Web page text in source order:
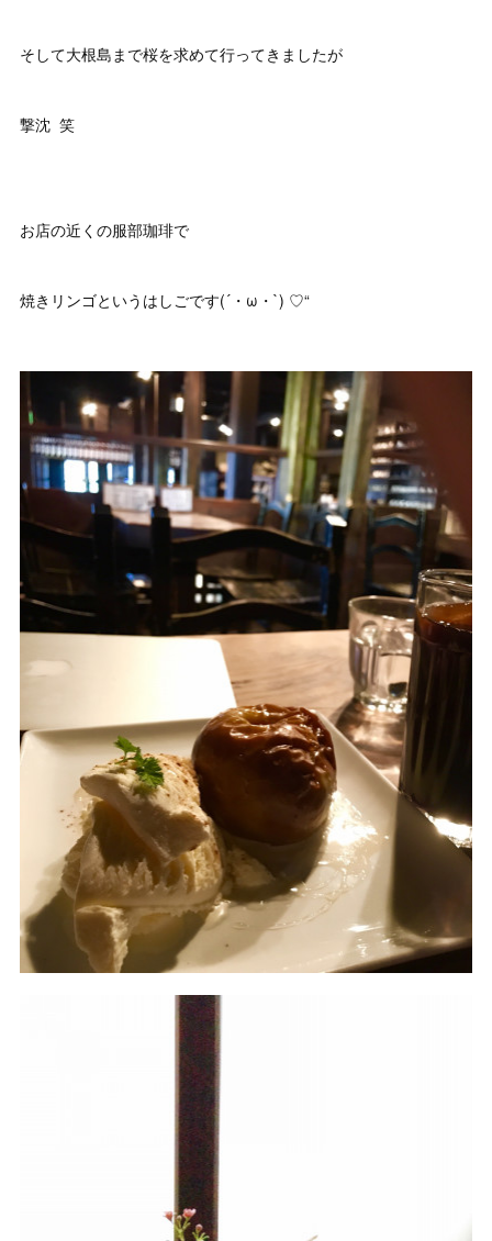
そして大根島まで桜を求めて行ってきましたが
撃沈 笑
お店の近くの服部珈琲で
焼きリンゴというはしごです(´・ω・`) ♡“